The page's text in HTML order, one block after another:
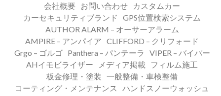
会社概要
お問い合わせ
カスタムカー
カーセキュリティブランド
GPS位置検索システム
AUTHOR ALARM – オーサーアラーム
AMPIRE – アンパイア CLIFFORD – クリフォード
Grgo – ゴルゴ
Panthera – パンテーラ
VIPER – バイパー
AHイモビライザー
メディア掲載
フィルム施工
板金修理・塗装 一般整備・車検整備
コーティング・メンテナンス
ハンドスノーウォッシュ